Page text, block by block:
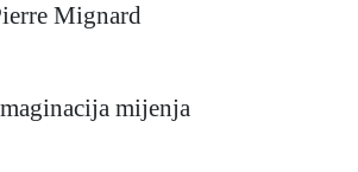
Mignard
mijenja